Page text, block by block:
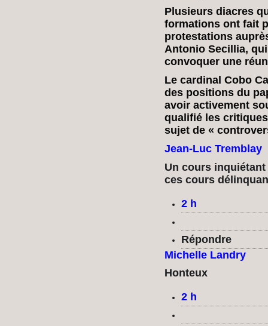
Plusieurs diacres
formations ont fait
protestations
Antonio Secillia,
convoquer une
Le cardinal Cobo
des positions du
avoir activement
qualifié les
sujet de «
Jean-Luc Tremblay
Un cours
ces cours
2 h
Répondre
Michelle Landry
Honteux
2 h